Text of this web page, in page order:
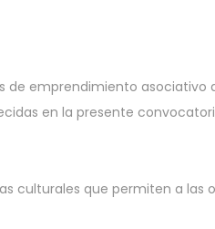
de emprendimiento
en la presente
culturales que permiten a las